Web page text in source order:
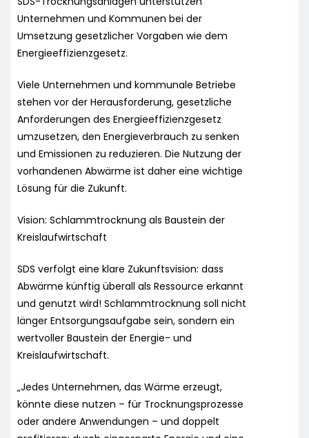
Unternehmen und Kommunen bei der
Umsetzung gesetzlicher Vorgaben wie dem
Energieeffizienzgesetz.
Viele Unternehmen und kommunale Betriebe
stehen vor der Herausforderung, gesetzliche
Anforderungen des Energieeffizienzgesetz
umzusetzen, den Energieverbrauch zu senken
und Emissionen zu reduzieren. Die Nutzung der
vorhandenen Abwärme ist daher eine wichtige
Lösung für die Zukunft.
Vision: Schlammtrocknung als Baustein der
Kreislaufwirtschaft
SDS verfolgt eine klare Zukunftsvision: dass
Abwärme künftig überall als Ressource erkannt
und genutzt wird! Schlammtrocknung soll nicht
länger Entsorgungsaufgabe sein, sondern ein
wertvoller Baustein der Energie- und
Kreislaufwirtschaft.
„Jedes Unternehmen, das Wärme erzeugt,
könnte diese nutzen – für Trocknungsprozesse
oder andere Anwendungen – und doppelt